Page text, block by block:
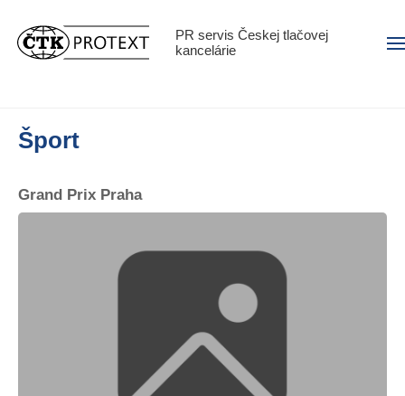
PR servis Českej tlačovej
kancelárie
Šport
Grand Prix Praha